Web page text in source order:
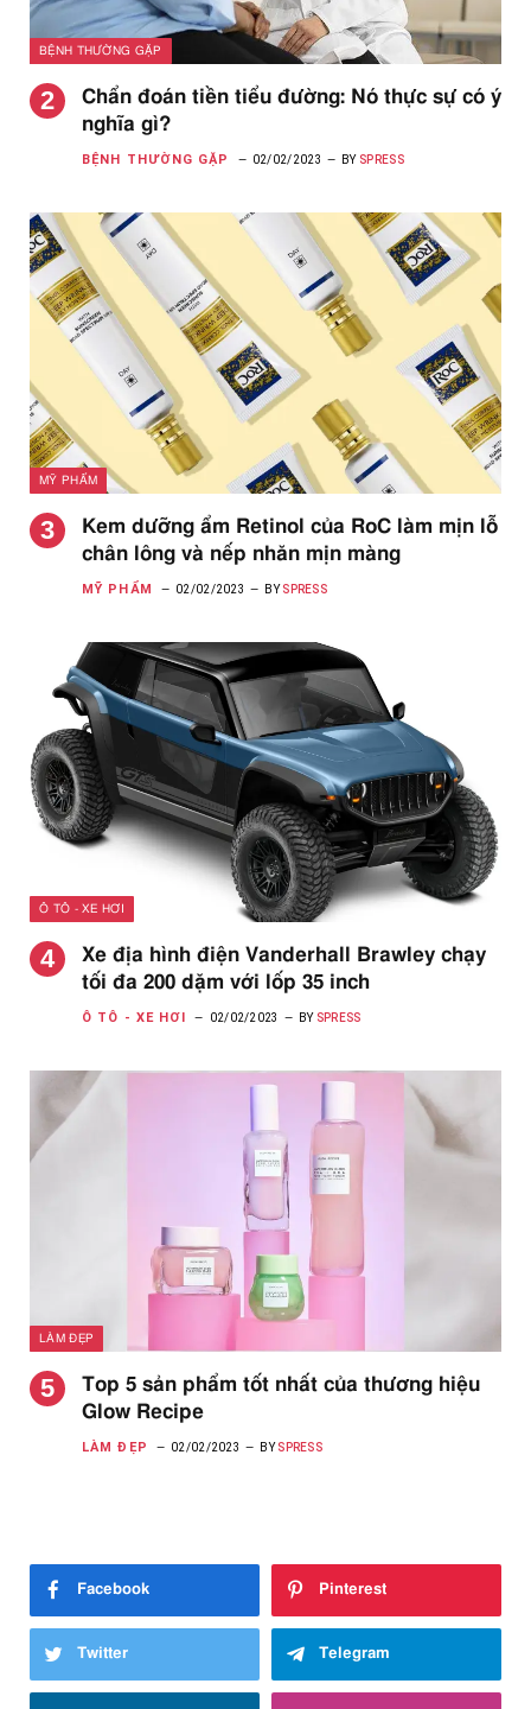
BỆNH THƯỜNG GẶP
Chẩn đoán tiền tiểu đường: Nó thực sự có ý
nghĩa gì?
BỆNH THƯỜNG GẶP 02/02/2023 BY SPRESS
MỸ PHẨM
Kem dưỡng ẩm Retinol của RoC làm mịn lỗ
chân lông và nếp nhăn mịn màng
MỸ PHẨM 02/02/2023 BY SPRESS
Ô TÔ - XE HƠI
Xe địa hình điện Vanderhall Brawley chạy
tối đa 200 dặm với lốp 35 inch
Ô TÔ - XE HƠI 02/02/2023 BY SPRESS
LÀM ĐẸP
Top 5 sản phẩm tốt nhất của thương hiệu
Glow Recipe
LÀM ĐẸP 02/02/2023 BY SPRESS
Facebook Pinterest
Twitter Telegram